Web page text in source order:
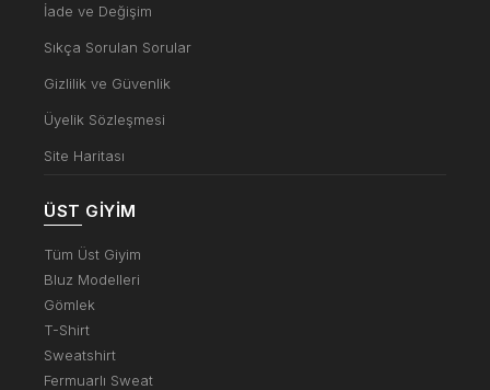
İade ve Değişim
Sıkça Sorulan Sorular
Gizlilik ve Güvenlik
Üyelik Sözleşmesi
Site Haritası
ÜST GIYIM
Tüm Üst Giyim
Bluz Modelleri
Gömlek
T-Shirt
Sweatshirt
Fermuarlı Sweat